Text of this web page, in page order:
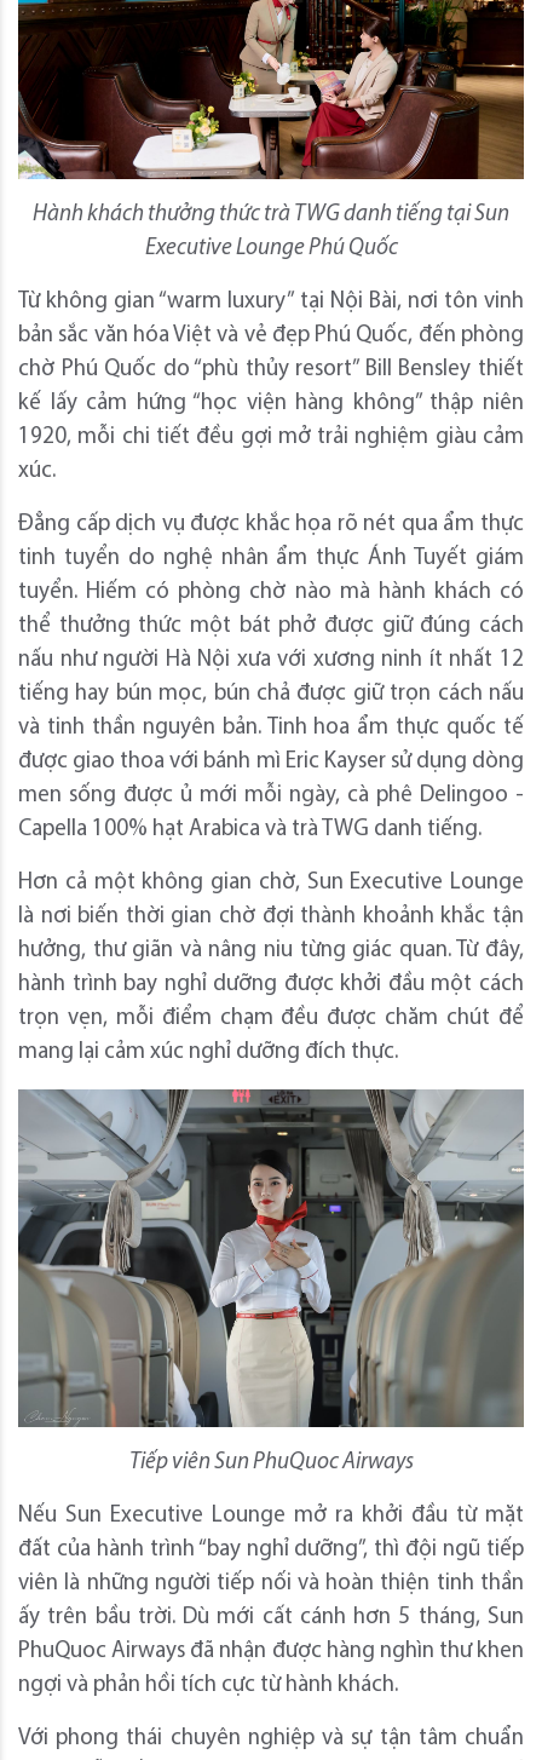
Hành khách thưởng thức trà TWG danh tiếng tại Sun
Executive Lounge Phú Quốc
Từ không gian “warm luxury” tại Nội Bài, nơi tôn vinh
bản sắc văn hóa Việt và vẻ đẹp Phú Quốc, đến phòng
chờ Phú Quốc do “phù thủy resort” Bill Bensley thiết
kế lấy cảm hứng “học viện hàng không” thập niên
1920, mỗi chi tiết đều gợi mở trải nghiệm giàu cảm
xúc.
Đẳng cấp dịch vụ được khắc họa rõ nét qua ẩm thực
tinh tuyển do nghệ nhân ẩm thực Ánh Tuyết giám
tuyển. Hiếm có phòng chờ nào mà hành khách có
thể thưởng thức một bát phở được giữ đúng cách
nấu như người Hà Nội xưa với xương ninh ít nhất 12
tiếng hay bún mọc, bún chả được giữ trọn cách nấu
và tinh thần nguyên bản. Tinh hoa ẩm thực quốc tế
được giao thoa với bánh mì Eric Kayser sử dụng dòng
men sống được ủ mới mỗi ngày, cà phê Delingoo -
Capella 100% hạt Arabica và trà TWG danh tiếng.
Hơn cả một không gian chờ, Sun Executive Lounge
là nơi biến thời gian chờ đợi thành khoảnh khắc tận
hưởng, thư giãn và nâng niu từng giác quan. Từ đây,
hành trình bay nghỉ dưỡng được khởi đầu một cách
trọn vẹn, mỗi điểm chạm đều được chăm chút để
mang lại cảm xúc nghỉ dưỡng đích thực.
Tiếp viên Sun PhuQuoc Airways
Nếu Sun Executive Lounge mở ra khởi đầu từ mặt
đất của hành trình “bay nghỉ dưỡng”, thì đội ngũ tiếp
viên là những người tiếp nối và hoàn thiện tinh thần
ấy trên bầu trời. Dù mới cất cánh hơn 5 tháng, Sun
PhuQuoc Airways đã nhận được hàng nghìn thư khen
ngợi và phản hồi tích cực từ hành khách.
Với phong thái chuyên nghiệp và sự tận tâm chuẩn